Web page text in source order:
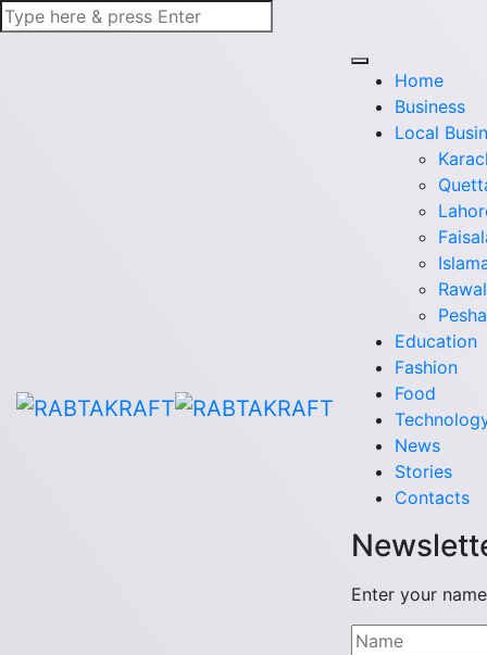
Home
Business
Local
Education
Fashion
Food
News
Stories
Contacts
Enter your